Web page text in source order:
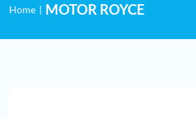
Home MOTOR ROYCE